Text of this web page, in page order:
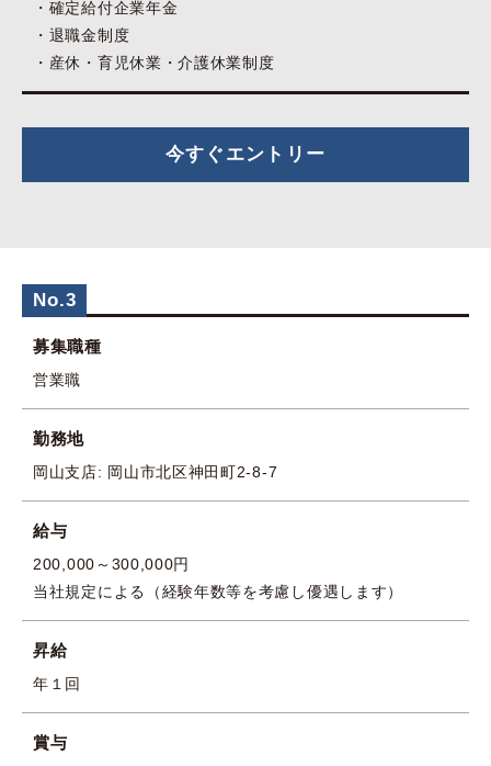
確定給付企業年金
退職金制度
産休・育児休業・介護休業制度
今すぐエントリー
No.3
募集職種
営業職
勤務地
岡山支店: 岡山市北区神田町2-8-7
給与
200,000～300,000円
当社規定による（経験年数等を考慮し優遇します）
昇給
年１回
賞与